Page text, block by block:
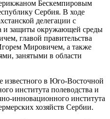
Бескемпировым
Сербия. В ходе
делегации с
и защиты окружающей среды
, главой правительства
Мировичем, а также
занятыми в области
известного в Юго-Восточной
института полеводства и
инновационного института
хозяйств Сербии.